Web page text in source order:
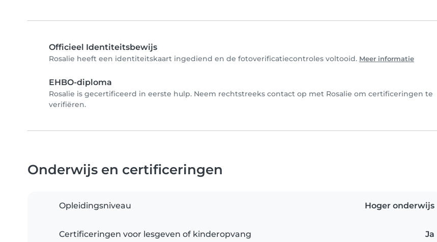
Officieel Identiteitsbewijs
Rosalie heeft een identiteitskaart ingediend en de fotoverificatiecontroles voltooid. Meer informatie
EHBO-diploma
Rosalie is gecertificeerd in eerste hulp. Neem rechtstreeks contact op met Rosalie om certificeringen te
verifiëren.
Onderwijs en certificeringen
Opleidingsniveau Hoger onderwijs
Certificeringen voor lesgeven of kinderopvang Ja